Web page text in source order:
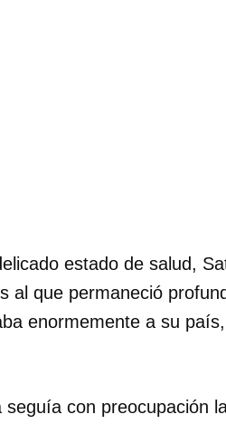
estado de salud,
al que permaneció
enormemente a su
seguía con preocupación